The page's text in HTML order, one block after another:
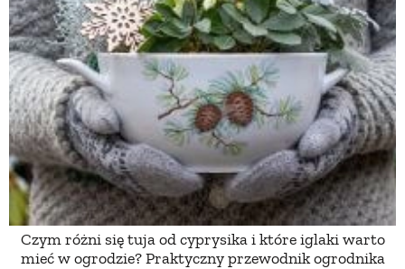
Czym różni się tuja od cyprysika i które iglaki warto
mieć w ogrodzie? Praktyczny przewodnik ogrodnika
PRZETWORY
INNE